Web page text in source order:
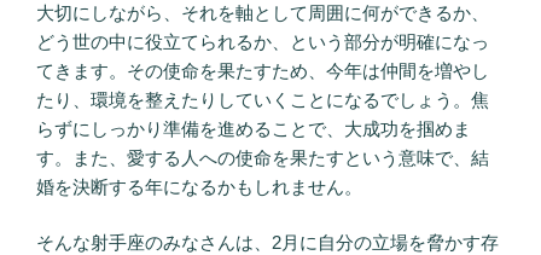
大切にしながら、それを軸として周囲に何ができるか、
どう世の中に役立てられるか、という部分が明確になっ
てきます。その使命を果たすため、今年は仲間を増やし
たり、環境を整えたりしていくことになるでしょう。焦
らずにしっかり準備を進めることで、大成功を掴めま
す。また、愛する人への使命を果たすという意味で、結
婚を決断する年になるかもしれません。
そんな射手座のみなさんは、2月に自分の立場を脅かす存